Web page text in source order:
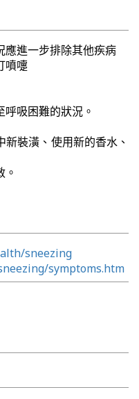
應進一步排除其他疾病
噴嚏
吸困難的狀況。
裝潢、使用新的香水、
sneezing
symptoms.htm